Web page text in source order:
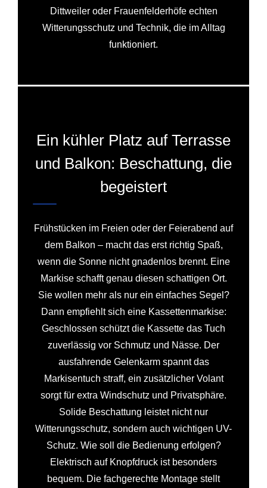
Dittweiler oder Frauenfelderhöfe echten
Witterungsschutz und Technik, die im Alltag
funktioniert.
Ein kühler Platz auf Terrasse
und Balkon: Beschattung, die
begeistert
Frühstücken im Freien oder der Feierabend auf
dem Balkon – macht das erst richtig Spaß,
wenn die Sonne nicht gnadenlos brennt. Eine
Markise schafft genau diesen schattigen Ort.
Sie wollen mehr als nur ein einfaches Segel?
Dann empfiehlt sich eine Kassettenmarkise:
Geschlossen schützt die Kassette das Tuch
zuverlässig vor Schmutz und Nässe. Der
ausfahrende Gelenkarm spannt das
Markisentuch straff, ein zusätzlicher Volant
sorgt für extra Windschutz und Privatsphäre.
Solide Beschattung leistet nicht nur
Witterungsschutz, sondern auch wichtigen UV-
Schutz. Wie soll die Bedienung erfolgen?
Elektrisch auf Knopfdruck ist besonders
bequem. Die fachgerechte Montage stellt